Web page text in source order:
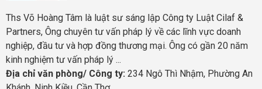
Ths Võ Hoàng Tâm là luật sư sáng lập Công ty Luật Cilaf &
Partners, Ông chuyên tư vấn pháp lý về các lĩnh vực doanh
nghiệp, đầu tư và hợp đồng thương mại. Ông có gần 20 năm
kinh nghiệm tư vấn pháp lý ...
Địa chỉ văn phòng/ Công ty: 234 Ngô Thì Nhậm, Phường An